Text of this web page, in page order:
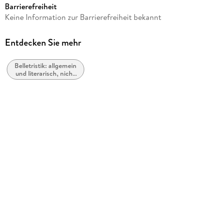
Autor/Autorin
Verlag/Hersteller
Produktart
kartoniert
Barrierefreiheit
Keine Information zur Barrierefreiheit bekannt
Entdecken Sie mehr
Belletristik: allgemein
und literarisch, nicht
nach Genre